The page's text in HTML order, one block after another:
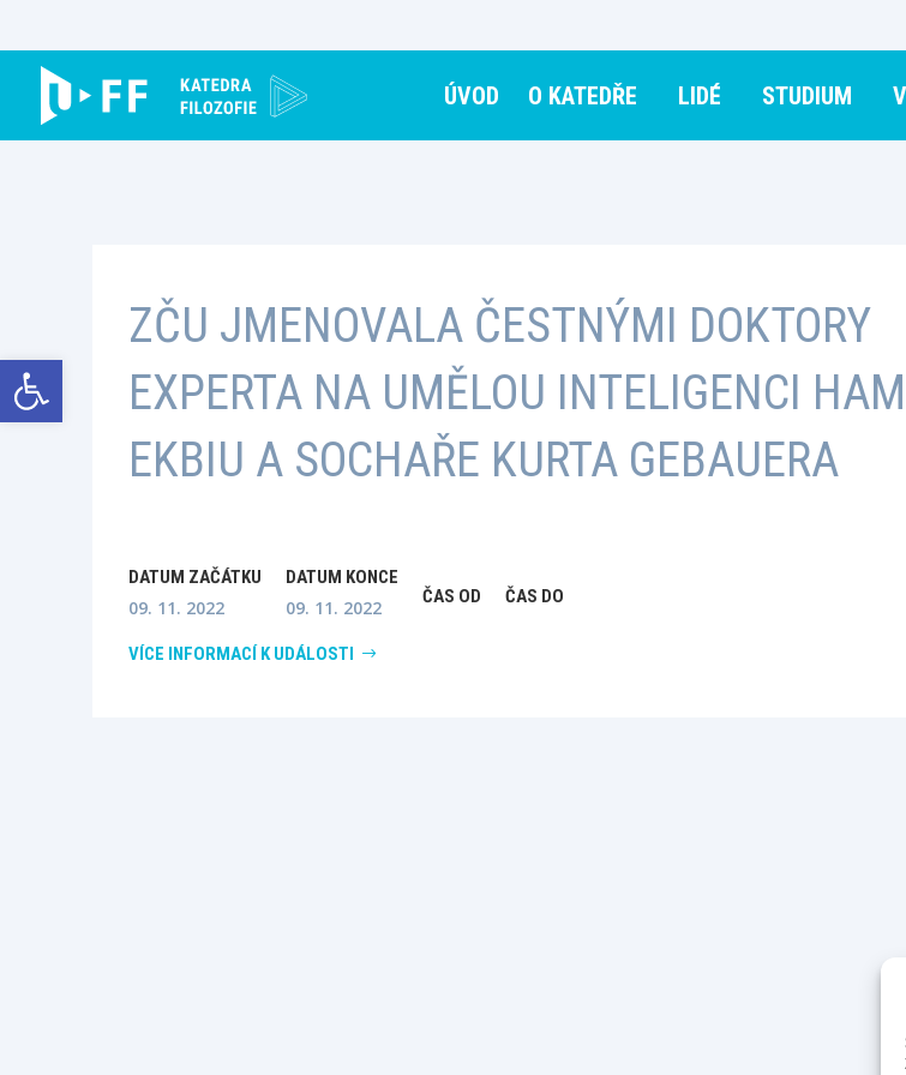
Open toolbar
content
ÚVOD O KATEDŘE LIDÉ STUDIUM
ZČU JMENOVALA ČESTNÝMI DOKTORY
EXPERTA NA UMĚLOU INTELIGENCI
EKBIU A SOCHAŘE KURTA GEBAUERA
DATUM ZAČÁTKU
09. 11. 2022
DATUM KONCE
09. 11. 2022 ČAS OD ČAS DO
VÍCE INFORMACÍ K UDÁLOSTI